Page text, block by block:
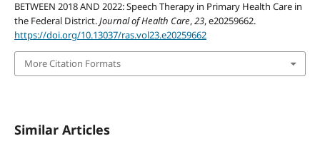
BETWEEN 2018 AND 2022: Speech Therapy in Primary Health Care in
the Federal District.Journal of Health Care,23, e20259662.
https://doi.org/10.13037/ras.vol23.e20259662
More Citation Formats
Similar Articles